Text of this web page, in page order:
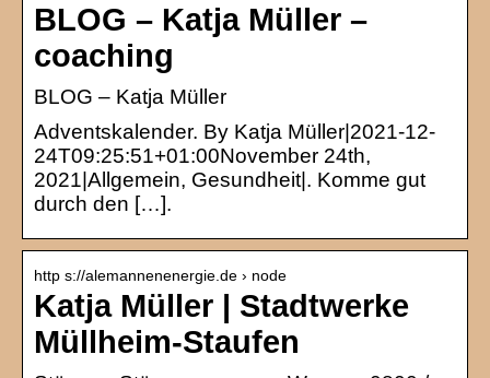
BLOG – Katja Müller –
coaching
BLOG – Katja Müller
Adventskalender. By Katja Müller|2021-12-
24T09:25:51+01:00November 24th,
2021|Allgemein, Gesundheit|. Komme gut
durch den […].
http s://alemannenenergie.de › node
Katja Müller | Stadtwerke
Müllheim-Staufen